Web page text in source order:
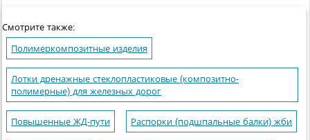
Смотрите также:
Полимеркомпозитные изделия
Лотки дренажные стеклопластиковые (композитно-
полимерные) для железных дорог
Повышенные ЖД-пути Распорки (подшпальные балки) жби